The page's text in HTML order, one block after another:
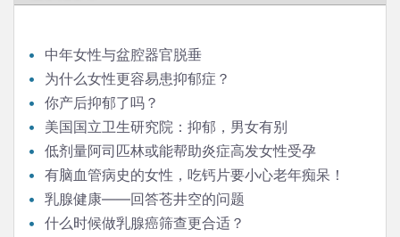
中年女性与盆腔器官脱垂
为什么女性更容易患抑郁症？
你产后抑郁了吗？
美国国立卫生研究院：抑郁，男女有别
低剂量阿司匹林或能帮助炎症高发女性受孕
有脑血管病史的女性，吃钙片要小心老年痴呆！
乳腺健康——回答苍井空的问题
什么时候做乳腺癌筛查更合适？